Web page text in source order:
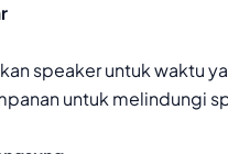
speaker untuk waktu
untuk melindungi